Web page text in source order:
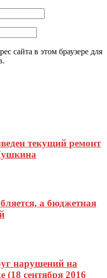
сайта в этом браузере для
текущий ремонт
а бюджетная
нарушений на
(18 сентября 2016